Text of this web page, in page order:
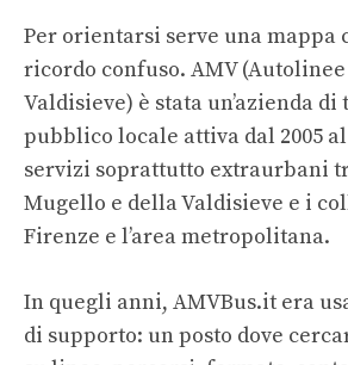
Per orientarsi serve una mappa
ricordo confuso. AMV
Valdisieve) è stata un’azienda di
pubblico locale attiva dal 2005 al
servizi soprattutto extraurbani
Mugello e della Valdisieve e i
Firenze e l’area metropolitana.
In quegli anni, AMVBus.it era
di supporto: un posto dove